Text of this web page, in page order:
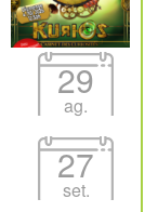
29
ag.
27
set.